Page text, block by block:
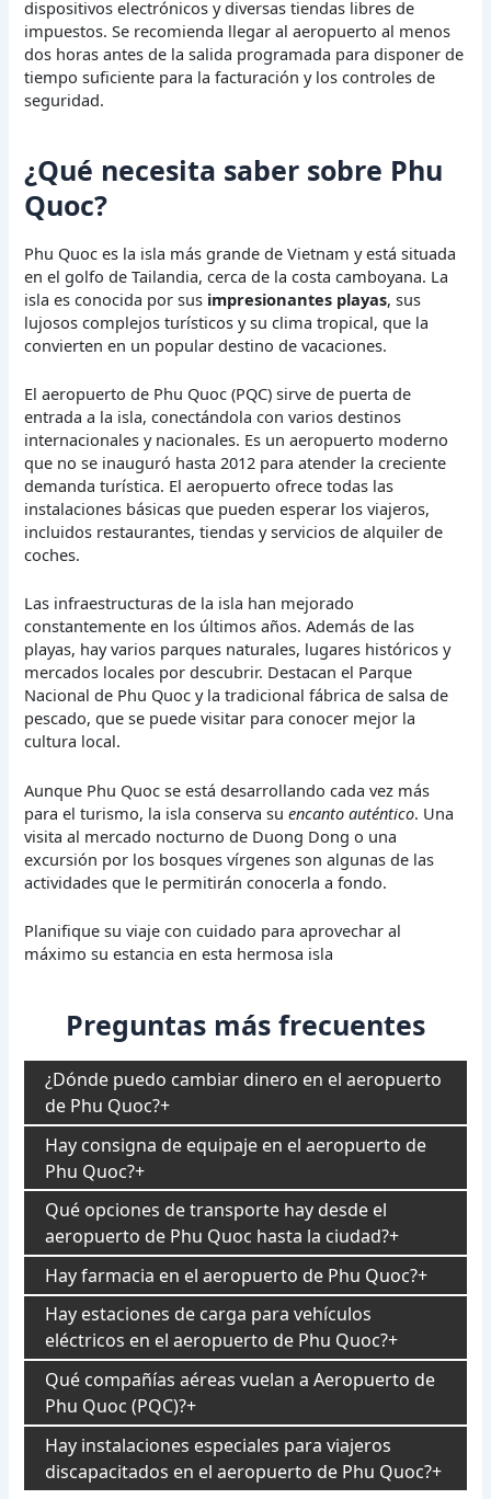
dispositivos electrónicos y diversas tiendas libres de
impuestos. Se recomienda llegar al aeropuerto al menos
dos horas antes de la salida programada para disponer de
tiempo suficiente para la facturación y los controles de
seguridad.
¿Qué necesita saber sobre Phu
Quoc?
Phu Quoc es la isla más grande de Vietnam y está situada
en el golfo de Tailandia, cerca de la costa camboyana. La
isla es conocida por sus impresionantes playas, sus
lujosos complejos turísticos y su clima tropical, que la
convierten en un popular destino de vacaciones.
El aeropuerto de Phu Quoc (PQC) sirve de puerta de
entrada a la isla, conectándola con varios destinos
internacionales y nacionales. Es un aeropuerto moderno
que no se inauguró hasta 2012 para atender la creciente
demanda turística. El aeropuerto ofrece todas las
instalaciones básicas que pueden esperar los viajeros,
incluidos restaurantes, tiendas y servicios de alquiler de
coches.
Las infraestructuras de la isla han mejorado
constantemente en los últimos años. Además de las
playas, hay varios parques naturales, lugares históricos y
mercados locales por descubrir. Destacan el Parque
Nacional de Phu Quoc y la tradicional fábrica de salsa de
pescado, que se puede visitar para conocer mejor la
cultura local.
Aunque Phu Quoc se está desarrollando cada vez más
para el turismo, la isla conserva suencanto auténtico. Una
visita al mercado nocturno de Duong Dong o una
excursión por los bosques vírgenes son algunas de las
actividades que le permitirán conocerla a fondo.
Planifique su viaje con cuidado para aprovechar al
máximo su estancia en esta hermosa isla
Preguntas más frecuentes
¿Dónde puedo cambiar dinero en el aeropuerto
de Phu Quoc?
Hay consigna de equipaje en el aeropuerto de
Phu Quoc?
Qué opciones de transporte hay desde el
aeropuerto de Phu Quoc hasta la ciudad?
Hay farmacia en el aeropuerto de Phu Quoc?
Hay estaciones de carga para vehículos
eléctricos en el aeropuerto de Phu Quoc?
Qué compañías aéreas vuelan a Aeropuerto de
Phu Quoc (PQC)?
Hay instalaciones especiales para viajeros
discapacitados en el aeropuerto de Phu Quoc?